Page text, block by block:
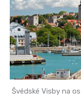
Švédské Visby na